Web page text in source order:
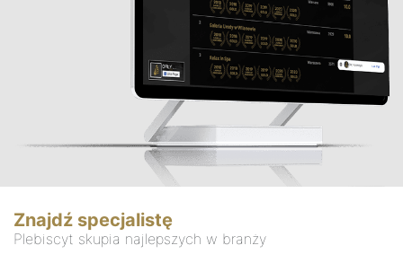
Znajdź specjalistę
Plebiscyt skupia najlepszych w branży